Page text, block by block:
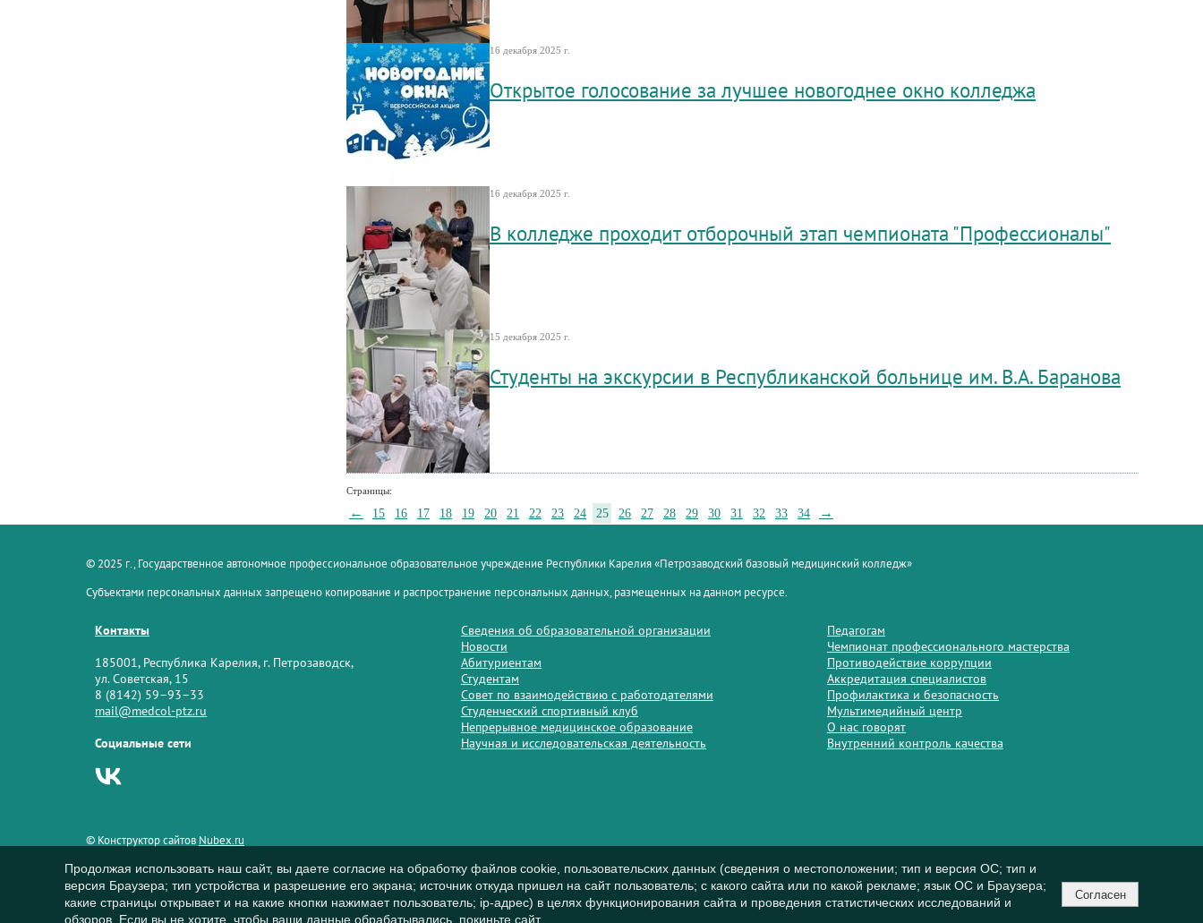
16 декабря 2025 г.
Открытое голосование за лучшее новогоднее окно колледжа
16 декабря 2025 г.
В колледже проходит отборочный этап чемпионата "Профессионалы"
15 декабря 2025 г.
Студенты на экскурсии в Республиканской больнице им. В.А. Баранова
Страницы:
← 15 16 17 18 19 20 21 22 23 24 25 26 27 28 29 30 31 32 33 34 →
© 2025 г., Государственное автономное профессиональное образовательное учреждение Республики Карелия «Петрозаводский базовый медицинский колледж»
Субъектами персональных данных запрещено копирование и распространение персональных данных, размещенных на данном ресурсе.
Контакты
185001, Республика Карелия, г. Петрозаводск,
ул. Советская, 15
8 (8142) 59–93–33
mail@medcol-ptz.ru
Социальные сети
Сведения об образовательной организации
Новости
Абитуриентам
Студентам
Совет по взаимодействию с работодателями
Студенческий спортивный клуб
Непрерывное медицинское образование
Научная и исследовательская деятельность
Педагогам
Чемпионат профессионального мастерства
Противодействие коррупции
Аккредитация специалистов
Профилактика и безопасность
Мультимедийный центр
О нас говорят
Внутренний контроль качества
© Конструктор сайтов Nubex.ru
Продолжая использовать наш сайт, вы даете согласие на обработку файлов cookie, пользовательских данных (сведения о местоположении; тип и версия ОС; тип и
версия Браузера; тип устройства и разрешение его экрана; источник откуда пришел на сайт пользователь; с какого сайта или по какой рекламе; язык ОС и Браузера;
какие страницы открывает и на какие кнопки нажимает пользователь; ip-адрес) в целях функционирования сайта и проведения статистических исследований и
обзоров. Если вы не хотите, чтобы ваши данные обрабатывались, покиньте сайт.
Согласен